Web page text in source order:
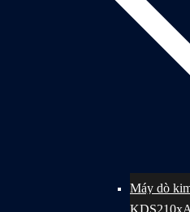
Máy dò